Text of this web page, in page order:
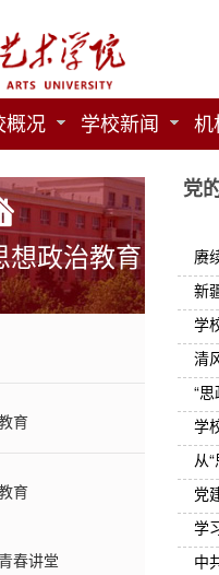
概况 学校新闻 机
想政治教育
育
育
春讲堂
党
赓
新
学
清
“
学
从
党
学
中